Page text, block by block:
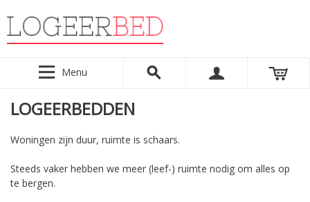
Menu
LOGEERBEDDEN
Woningen zijn duur, ruimte is schaars.
Steeds vaker hebben we meer (leef-) ruimte nodig om alles op
te bergen.